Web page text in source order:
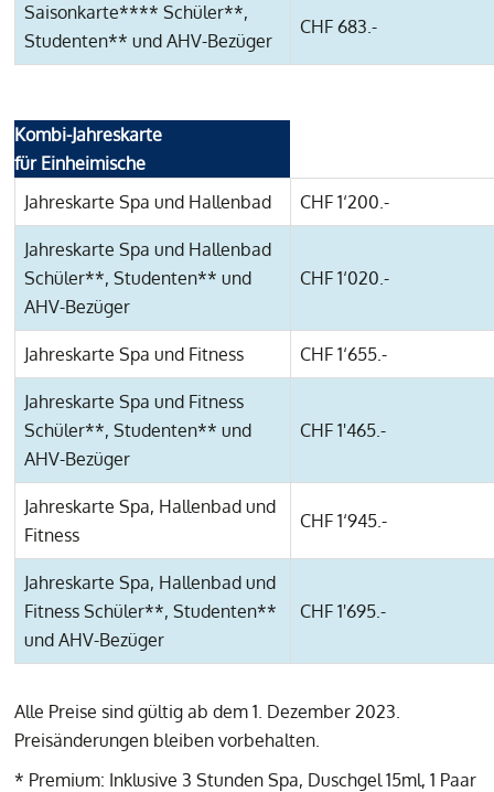
Saisonkarte**** Schüler**,
Studenten** und AHV-Bezüger
CHF 683.-
Kombi-Jahreskarte
für Einheimische
Jahreskarte Spa und Hallenbad
CHF 1‘200.-
Jahreskarte Spa und Hallenbad
Schüler**, Studenten** und
AHV-Bezüger
CHF 1‘020.-
Jahreskarte Spa und Fitness CHF 1‘655.-
Jahreskarte Spa und Fitness
Schüler**, Studenten** und
AHV-Bezüger
CHF 1'465.-
Jahreskarte Spa, Hallenbad und
Fitness
CHF 1‘945.-
Jahreskarte Spa, Hallenbad und
Fitness Schüler**, Studenten**
und AHV-Bezüger
CHF 1'695.-
Alle Preise sind gültig ab dem 1. Dezember 2023.
Preisänderungen bleiben vorbehalten.
* Premium: Inklusive 3 Stunden Spa, Duschgel 15ml, 1 Paar